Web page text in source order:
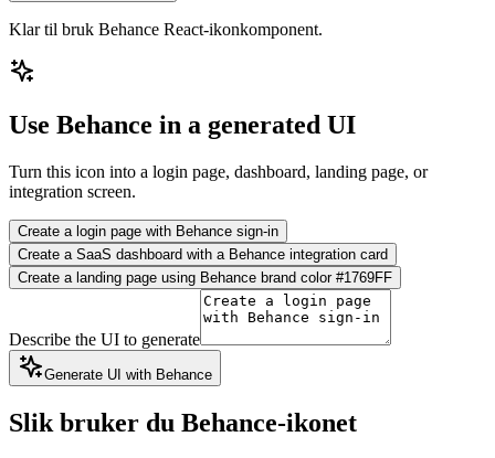
Klar til bruk Behance React-ikonkomponent.
Use Behance in a generated UI
Turn this icon into a login page, dashboard, landing page, or
integration screen.
Create a login page with Behance sign-in
Create a SaaS dashboard with a Behance integration card
Create a landing page using Behance brand color #1769FF
Describe the UI to generate
Generate UI with Behance
Slik bruker du Behance-ikonet